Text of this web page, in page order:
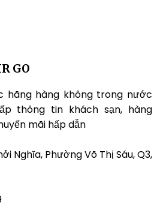
GO
hãng hàng không trong nước
thông tin khách sạn, hàng
mãi hấp dẫn
Nghĩa, Phường Võ Thị Sáu, Q3,